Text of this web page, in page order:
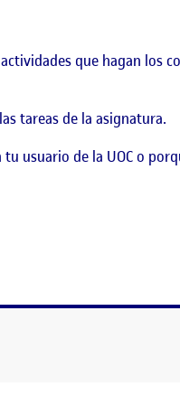
que hagan los
tareas de la asignatura.
usuario de la UOC o